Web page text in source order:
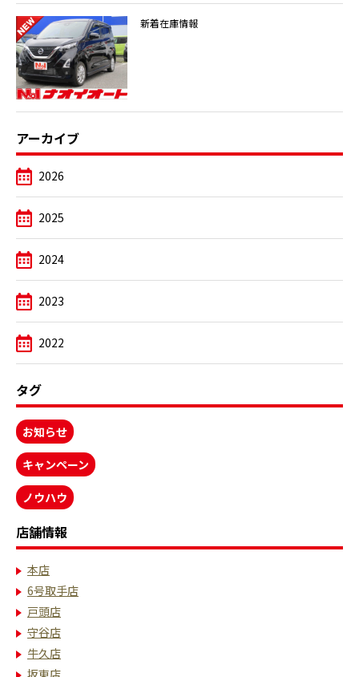
新着在庫情報
アーカイブ
2026
2025
2024
2023
2022
タグ
お知らせ
キャンペーン
ノウハウ
店舗情報
本店
6号取手店
戸頭店
守谷店
牛久店